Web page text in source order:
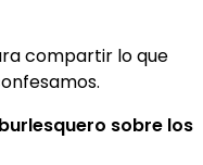
compartir lo que
sobre los